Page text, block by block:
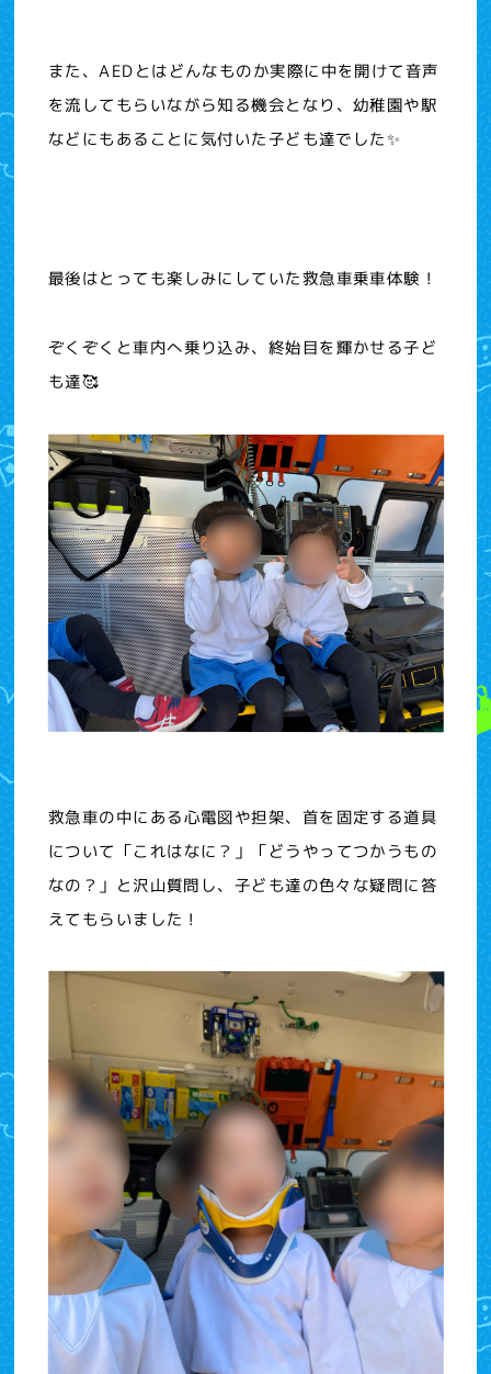
また、AEDとはどんなものか実際に中を開けて音声
を流してもらいながら知る機会となり、幼稚園や駅
などにもあることに気付いた子ども達でした✨
最後はとっても楽しみにしていた救急車乗車体験！
ぞくぞくと車内へ乗り込み、終始目を輝かせる子ど
も達🥰
救急車の中にある心電図や担架、首を固定する道具
について「これはなに？」「どうやってつかうもの
なの？」と沢山質問し、子ども達の色々な疑問に答
えてもらいました！